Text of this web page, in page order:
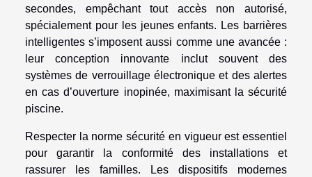
secondes, empêchant tout accès non autorisé,
spécialement pour les jeunes enfants. Les barrières
intelligentes s’imposent aussi comme une avancée :
leur conception innovante inclut souvent des
systèmes de verrouillage électronique et des alertes
en cas d’ouverture inopinée, maximisant la sécurité
piscine.
Respecter la norme sécurité en vigueur est essentiel
pour garantir la conformité des installations et
rassurer les familles. Les dispositifs modernes